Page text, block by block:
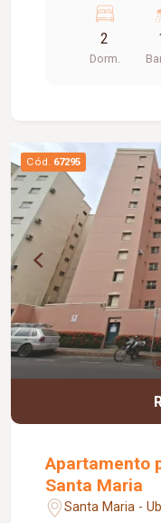
depurador,
serviço (Máquina
central com
garagem.
supermercados e
principais vias de
oportunidade de
entre em contato
condomínio
aprox. 180,00
2
Dorm.
Cód. 67295
Apartamento
Santa Maria
Santa Maria -